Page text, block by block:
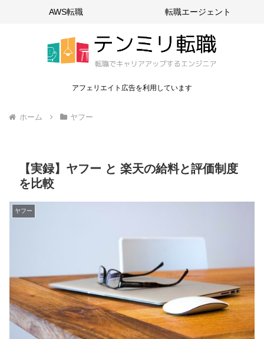
アフェリエイト広告を利用しています
AWS転職 転職エージェント
ホーム ヤフー
【実録】ヤフー と 楽天の給料と評価制度
を比較
ヤフー